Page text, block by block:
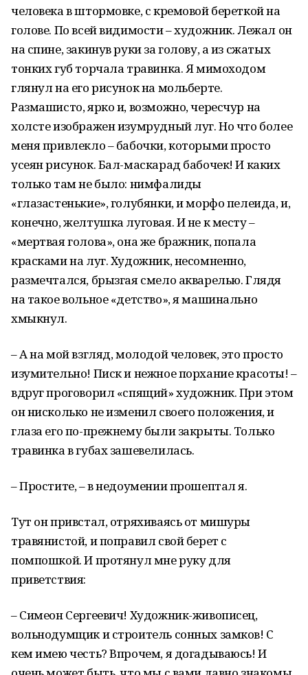
человека в штормовке, с кремовой береткой на
голове. По всей видимости – художник. Лежал он
на спине, закинув руки за голову, а из сжатых
тонких губ торчала травинка. Я мимоходом
глянул на его рисунок на мольберте.
Размашисто, ярко и, возможно, чересчур на
холсте изображен изумрудный луг. Но что более
меня привлекло – бабочки, которыми просто
усеян рисунок. Бал-маскарад бабочек! И каких
только там не было: нимфалиды
«глазастенькие», голубянки, и морфо пелеида, и,
конечно, желтушка луговая. И не к месту –
«мертвая голова», она же бражник, попала
красками на луг. Художник, несомненно,
размечтался, брызгая смело акварелью. Глядя
на такое вольное «детство», я машинально
хмыкнул.
– А на мой взгляд, молодой человек, это просто
изумительно! Писк и нежное порхание красоты! –
вдруг проговорил «спящий» художник. При этом
он нисколько не изменил своего положения, и
глаза его по-прежнему были закрыты. Только
травинка в губах зашевелилась.
– Простите, – в недоумении прошептал я.
Тут он привстал, отряхиваясь от мишуры
травянистой, и поправил свой берет с
помпошкой. И протянул мне руку для
приветствия:
– Симеон Сергеевич! Художник-живописец,
вольнодумщик и строитель сонных замков! С
кем имею честь? Впрочем, я догадываюсь! И